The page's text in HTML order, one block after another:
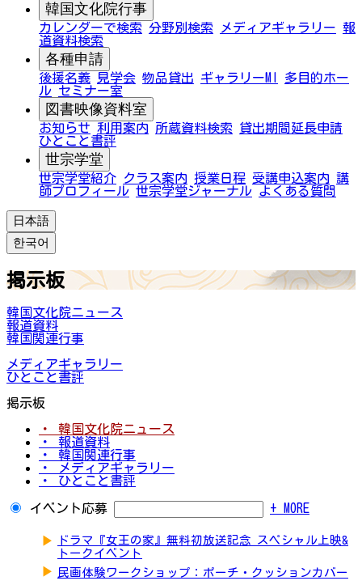
韓国文化院行事
カレンダーで検索 分野別検索 メディアギャラリー 報
道資料検索
各種申請
後援名義 見学会 物品貸出 ギャラリーMI
多目的ホー
ル セミナー室
図書映像資料室
お知らせ 利用案内 所蔵資料検索
貸出期間延長申請
ひとこと書評
世宗学堂
世宗学堂紹介 クラス案内 授業日程 受講申込案内 講
師プロフィール 世宗学堂ジャーナル よくある質問
日本語
한국어
掲示板
韓国文化院ニュース
報道資料
韓国関連行事
メディアギャラリー
ひとこと書評
掲示板
・ 韓国文化院ニュース
・ 報道資料
・ 韓国関連行事
・ メディアギャラリー
・ ひとこと書評
イベント応募 + MORE
▶
ドラマ『女王の家』無料初放送記念 スペシャル上映&
トークイベント
▶ 民画体験ワークショップ：ポーチ・クッションカバー